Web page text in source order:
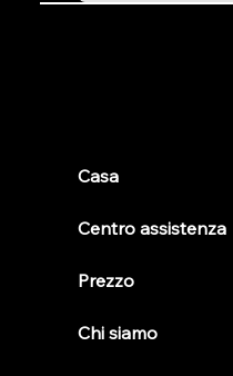
Casa
Centro assistenza
Prezzo
Chi siamo